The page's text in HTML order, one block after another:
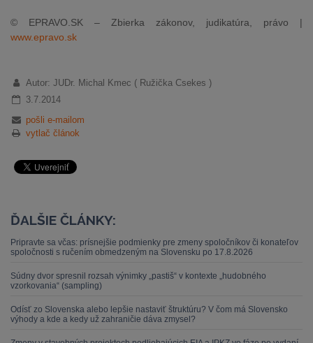
© EPRAVO.SK – Zbierka zákonov, judikatúra, právo |
www.epravo.sk
Autor: JUDr. Michal Kmec ( Ružička Csekes )
3.7.2014
pošli e-mailom
vytlač článok
ĎALŠIE ČLÁNKY:
Pripravte sa včas: prísnejšie podmienky pre zmeny spoločníkov či konateľov
spoločnosti s ručením obmedzeným na Slovensku po 17.8.2026
Súdny dvor spresnil rozsah výnimky „pastiš“ v kontexte „hudobného
vzorkovania“ (sampling)
Odísť zo Slovenska alebo lepšie nastaviť štruktúru? V čom má Slovensko
výhody a kde a kedy už zahraničie dáva zmysel?